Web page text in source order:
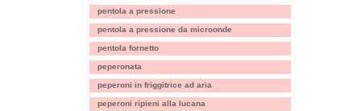
pentola a pressione
pentola a pressione da microonde
pentola fornetto
peperonata
peperoni in friggitrice ad aria
peperoni ripieni alla lucana